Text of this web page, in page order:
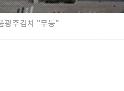
광주김치 "무등"